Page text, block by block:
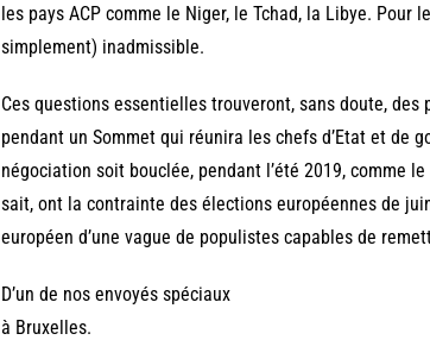
les pays ACP comme le Niger, le Tchad, la Libye. Pour
simplement) inadmissible.
Ces questions essentielles trouveront, sans doute, des
pendant un Sommet qui réunira les chefs d’Etat et de
négociation soit bouclée, pendant l’été 2019, comme
sait, ont la contrainte des élections européennes de
européen d’une vague de populistes capables de
D’un de nos envoyés spéciaux
à Bruxelles.